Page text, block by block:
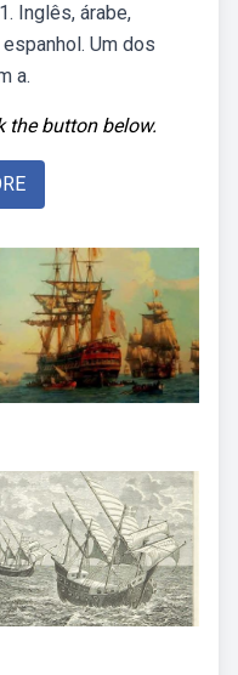
Inglês, árabe,
Um dos
a.
the button below.